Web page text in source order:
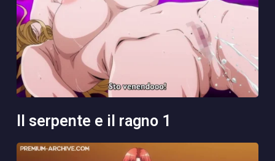
il serpente e il ragno 1